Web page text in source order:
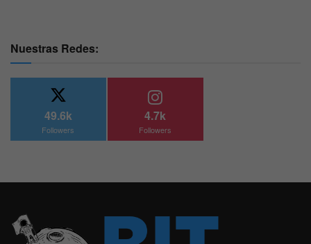
Nuestras Redes:
49.6k
Followers
4.7k
Followers